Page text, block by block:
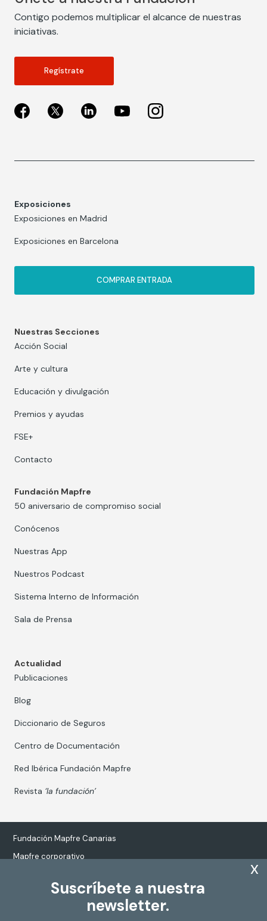
Suscríbete a nuestra
newsletter.
x
Contigo podemos multiplicar el alcance de nuestras
iniciativas.
Regístrate
Exposiciones
Exposiciones en Madrid
Exposiciones en Barcelona
COMPRAR ENTRADA
Nuestras Secciones
Acción Social
Arte y cultura
Educación y divulgación
Premios y ayudas
FSE+
Contacto
Fundación Mapfre
50 aniversario de compromiso social
Conócenos
Nuestras App
Nuestros Podcast
Sistema Interno de Información
Sala de Prensa
Actualidad
Publicaciones
Blog
Diccionario de Seguros
Centro de Documentación
Red Ibérica Fundación Mapfre
Revista ‘la fundación’
Fundación Mapfre Canarias
Mapfre corporativo
Tratamiento de datos personales